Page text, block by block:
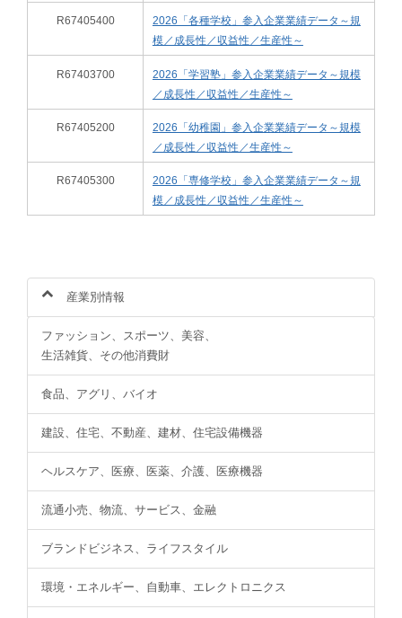
R67405400
2026「各種学校」参入企業業績データ～規
模／成長性／収益性／生産性～
R67403700
2026「学習塾」参入企業業績データ～規模
／成長性／収益性／生産性～
R67405200
2026「幼稚園」参入企業業績データ～規模
／成長性／収益性／生産性～
R67405300
2026「専修学校」参入企業業績データ～規
模／成長性／収益性／生産性～
産業別情報
ファッション、スポーツ、美容、
生活雑貨、その他消費財
食品、アグリ、バイオ
建設、住宅、不動産、建材、住宅設備機器
ヘルスケア、医療、医薬、介護、医療機器
流通小売、物流、サービス、金融
ブランドビジネス、ライフスタイル
環境・エネルギー、自動車、エレクトロニクス